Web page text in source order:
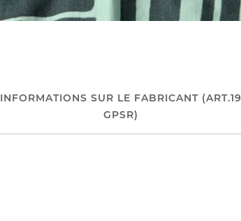
INFORMATIONS SUR LE FABRICANT (ART.19
GPSR)